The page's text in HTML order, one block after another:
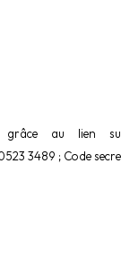
grâce au lien
3489 ; Code